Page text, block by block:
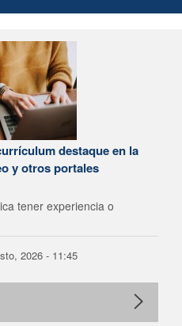
destaque en la
y otros portales
tener experiencia o
2026 - 11:45